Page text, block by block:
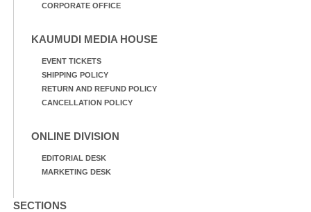
CORPORATE OFFICE
KAUMUDI MEDIA HOUSE
EVENT TICKETS
SHIPPING POLICY
RETURN AND REFUND POLICY
CANCELLATION POLICY
ONLINE DIVISION
EDITORIAL DESK
MARKETING DESK
SECTIONS